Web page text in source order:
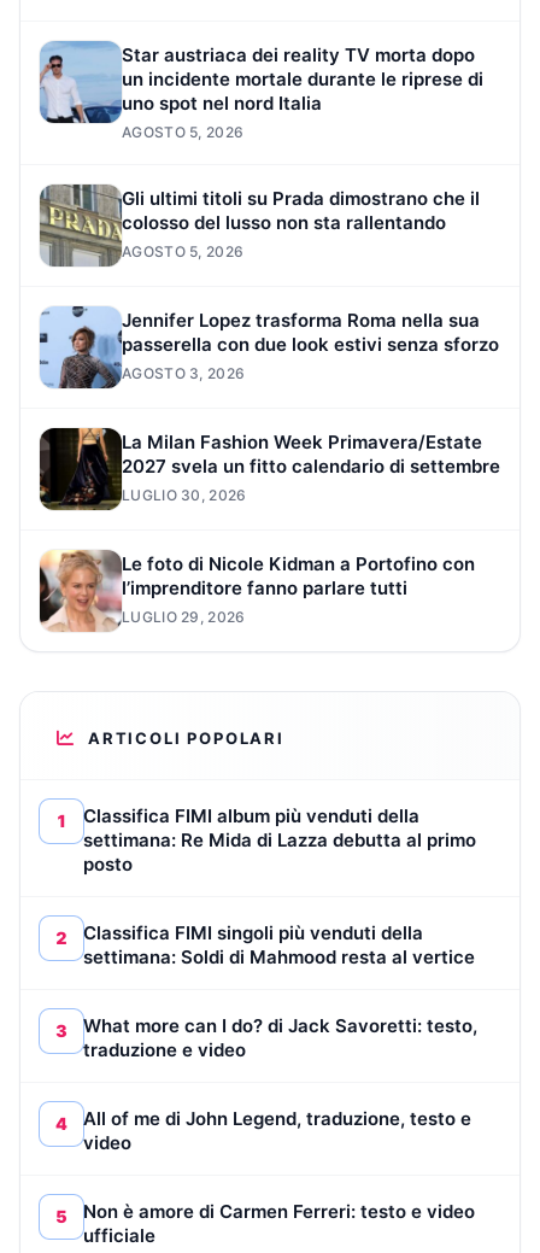
Star austriaca dei reality TV morta dopo
un incidente mortale durante le riprese di
uno spot nel nord Italia
AGOSTO 5, 2026
Gli ultimi titoli su Prada dimostrano che il
colosso del lusso non sta rallentando
AGOSTO 5, 2026
Jennifer Lopez trasforma Roma nella sua
passerella con due look estivi senza sforzo
AGOSTO 3, 2026
La Milan Fashion Week Primavera/Estate
2027 svela un fitto calendario di settembre
LUGLIO 30, 2026
Le foto di Nicole Kidman a Portofino con
l’imprenditore fanno parlare tutti
LUGLIO 29, 2026
ARTICOLI POPOLARI
1
Classifica FIMI album più venduti della
settimana: Re Mida di Lazza debutta al primo
posto
2
Classifica FIMI singoli più venduti della
settimana: Soldi di Mahmood resta al vertice
3
What more can I do? di Jack Savoretti: testo,
traduzione e video
4
All of me di John Legend, traduzione, testo e
video
5
Non è amore di Carmen Ferreri: testo e video
ufficiale